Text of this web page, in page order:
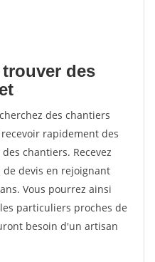
des
des chantiers
rapidement des
chantiers. Recevez
devis en rejoignant
Vous pourrez ainsi
particuliers proches de
besoin d'un artisan